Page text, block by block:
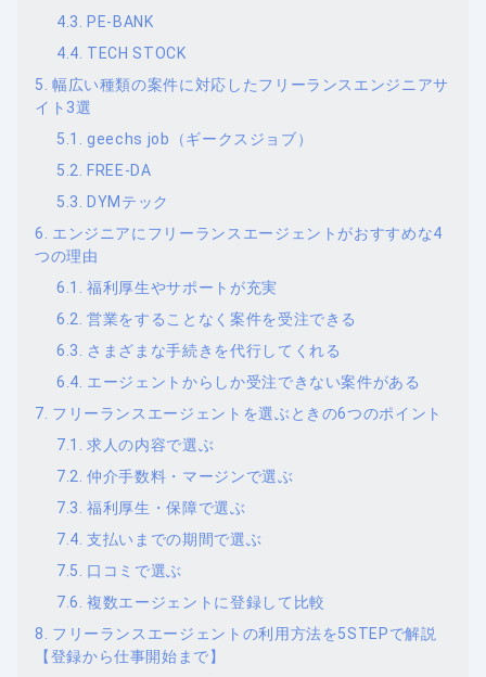
PE-BANK
TECH STOCK
幅広い種類の案件に対応したフリーランスエンジニアサ
イト3選
geechs job（ギークスジョブ）
FREE-DA
DYMテック
エンジニアにフリーランスエージェントがおすすめな4
つの理由
福利厚生やサポートが充実
営業をすることなく案件を受注できる
さまざまな手続きを代行してくれる
エージェントからしか受注できない案件がある
フリーランスエージェントを選ぶときの6つのポイント
求人の内容で選ぶ
仲介手数料・マージンで選ぶ
福利厚生・保障で選ぶ
支払いまでの期間で選ぶ
口コミで選ぶ
複数エージェントに登録して比較
フリーランスエージェントの利用方法を5STEPで解説
【登録から仕事開始まで】